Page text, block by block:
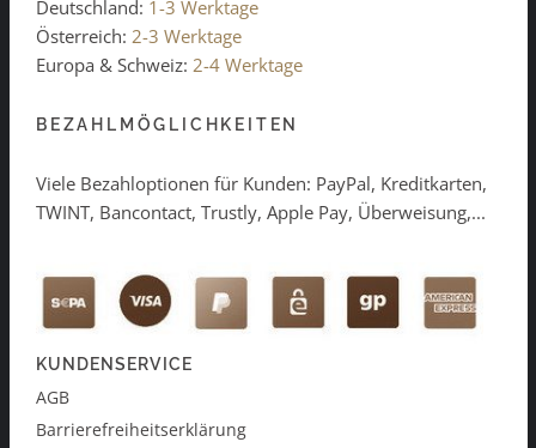
Deutschland: 1-3 Werktage
Österreich: 2-3 Werktage
Europa & Schweiz: 2-4 Werktage
BEZAHLMÖGLICHKEITEN
Viele Bezahloptionen für Kunden: PayPal, Kreditkarten,
TWINT, Bancontact, Trustly, Apple Pay, Überweisung,...
KUNDENSERVICE
AGB
Barrierefreiheitserklärung